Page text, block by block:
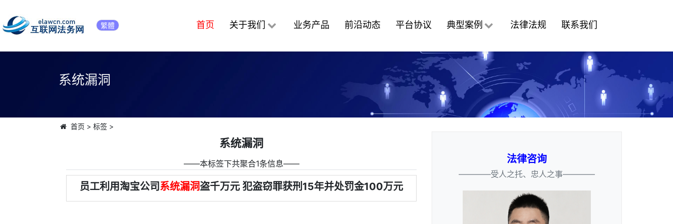
繁體 首页 关于我们 业务产品 前沿动态 平台协议 典型案例 法律法规 联系我们
系统漏洞
首页 > 标签>
系统漏洞
――本标签下共聚合1条信息――
员工利用淘宝公司系统漏洞盗千万元 犯盗窃罪获刑15年并处罚金100万元
法律咨询
————受人之托、忠人之事————